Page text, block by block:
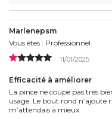
Marlenepsm
Vous êtes : Professionnel
11/01/2025
Efficacité à améliorer
La pince ne coupe pas très
usage. Le bout rond n’ajoute
m’attendais à mieux.